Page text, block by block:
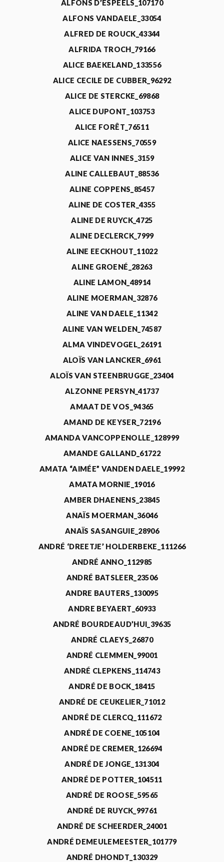
ALFONS D’ESPEELS_107170
ALFONS VANDAELE_33054
ALFRED DE ROUCK_43344
ALFRIDA TROCH_79166
ALICE BAEKELAND_133556
ALICE CECILE DE CUBBER_96292
ALICE DE STERCKE_69868
ALICE DUPONT_103753
ALICE FORÊT_76511
ALICE NAESSENS_70559
ALICE VAN INNES_3159
ALINE CALLEBAUT_88536
ALINE COPPENS_85457
ALINE DE COSTER_4355
ALINE DE RUYCK_4725
ALINE DECLERCK_7999
ALINE EECKHOUT_11022
ALINE GROENÉ_28263
ALINE LAMON_48914
ALINE MOERMAN_32876
ALINE VAN DAELE_11342
ALINE VAN WELDEN_74587
ALMA VINDEVOGEL_26191
ALOÏS VAN LANCKER_6961
ALOÏS VAN STEENBRUGGE_23404
ALZONNE PERSYN_41737
AMAAT DE VOS_94365
AMAND DE KEYSER_72196
AMANDA VANCOPPENOLLE_128999
AMANDE GALLAND_61722
AMATA “AIMÉE” VANDEN DAELE_19992
AMATA MORNIE_19016
AMBER DHAENENS_23845
ANAÏS MOERMAN_36046
ANAÏS SASANGUIE_28906
ANDRÉ ‘DREETJE’ HOLDERBEKE_111266
ANDRÉ ANNO_112985
ANDRÉ BATSLEER_23506
ANDRE BAUTERS_130095
ANDRE BEYAERT_60933
ANDRÉ BOURDEAUD’HUI_39635
ANDRÉ CLAEYS_26870
ANDRÉ CLEMMEN_99001
ANDRÉ CLEPKENS_114743
ANDRÉ DE BOCK_18415
ANDRÉ DE CEUKELIER_71012
ANDRÉ DE CLERCQ_111672
ANDRÉ DE COENE_105104
ANDRÉ DE CREMER_126694
ANDRÉ DE JONGE_131304
ANDRÉ DE POTTER_104511
ANDRÉ DE ROOSE_59565
ANDRÉ DE RUYCK_99761
ANDRÉ DE SCHEERDER_24001
ANDRÉ DEMEULEMEESTER_101779
ANDRÉ DHONDT_130329